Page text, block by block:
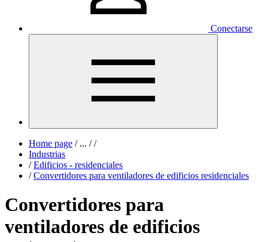
Conectarse
Home page /... / /
Industrias
/ Edificios - residenciales
/ Convertidores para ventiladores de edificios residenciales
Convertidores para
ventiladores de edificios